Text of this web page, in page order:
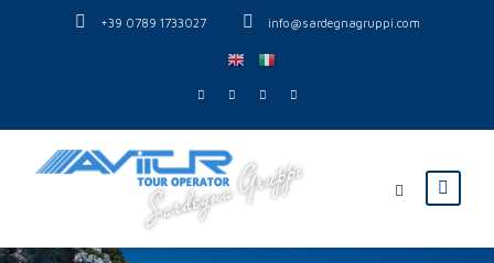
+39 0789 1733027 info@sardegnagruppi.com